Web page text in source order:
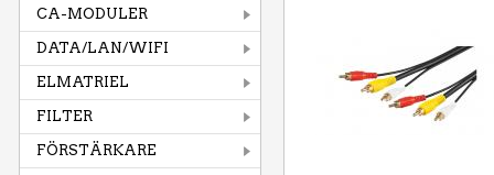
CA-MODULER
DATA/LAN/WIFI
ELMATRIEL
FILTER
FÖRSTÄRKARE